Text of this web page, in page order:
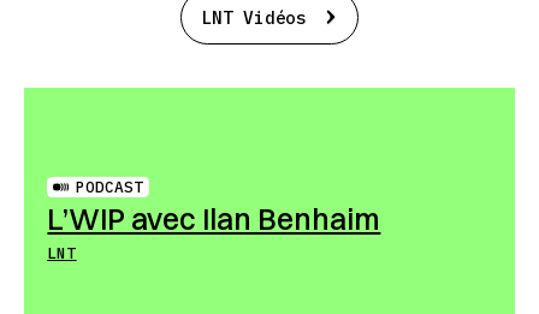
LNT Vidéos
PODCAST
L’WIP avec Ilan Benhaim
LNT